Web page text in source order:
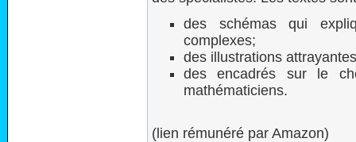
des schémas qui
complexes;
des illustrations
des encadrés sur le
mathématiciens.
(lien rémunéré par Amazon)